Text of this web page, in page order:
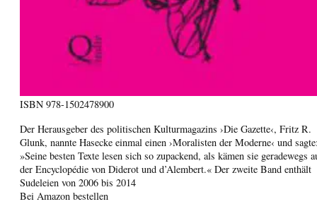
ISBN 978-1502478900
Der Herausgeber des politischen Kulturmagazins ›Die Gazette‹, Fritz R.
Glunk, nannte Hasecke einmal einen ›Moralisten der Moderne‹ und
»Seine besten Texte lesen sich so zupackend, als kämen sie geradewegs
der Encyclopédie von Diderot und d’Alembert.« Der zweite Band enthält
Sudeleien von 2006 bis 2014
Bei Amazon bestellen